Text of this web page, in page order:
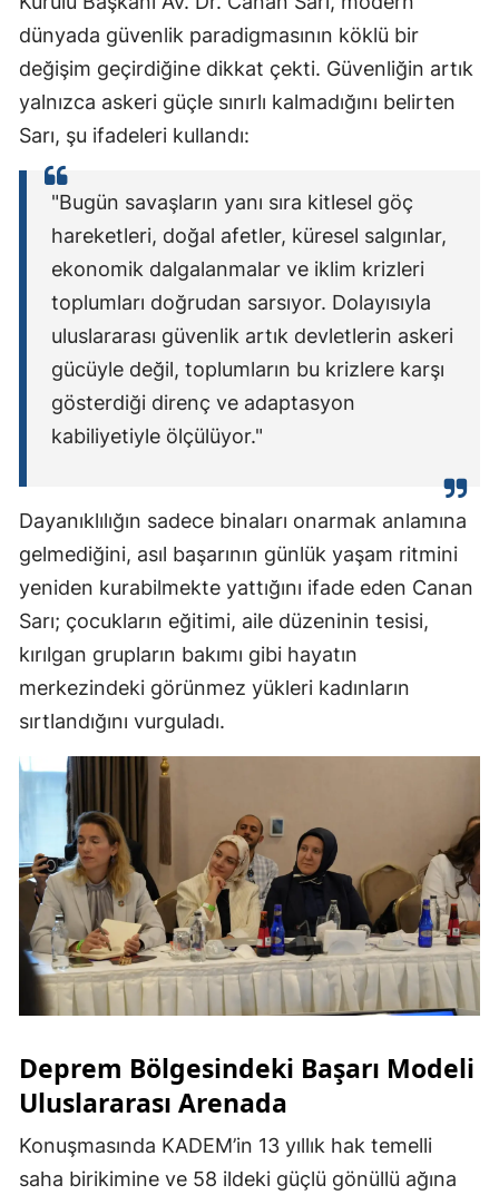
dünyada güvenlik paradigmasının köklü bir
değişim geçirdiğine dikkat çekti. Güvenliğin artık
yalnızca askeri güçle sınırlı kalmadığını belirten
Sarı, şu ifadeleri kullandı:
"Bugün savaşların yanı sıra kitlesel göç
hareketleri, doğal afetler, küresel salgınlar,
ekonomik dalgalanmalar ve iklim krizleri
toplumları doğrudan sarsıyor. Dolayısıyla
uluslararası güvenlik artık devletlerin askeri
gücüyle değil, toplumların bu krizlere karşı
gösterdiği direnç ve adaptasyon
kabiliyetiyle ölçülüyor."
Dayanıklılığın sadece binaları onarmak anlamına
gelmediğini, asıl başarının günlük yaşam ritmini
yeniden kurabilmekte yattığını ifade eden Canan
Sarı; çocukların eğitimi, aile düzeninin tesisi,
kırılgan grupların bakımı gibi hayatın
merkezindeki görünmez yükleri kadınların
sırtlandığını vurguladı.
Deprem Bölgesindeki Başarı Modeli
Uluslararası Arenada
Konuşmasında KADEM’in 13 yıllık hak temelli
saha birikimine ve 58 ildeki güçlü gönüllü ağına